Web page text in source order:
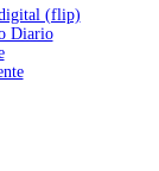
(flip)
Diario